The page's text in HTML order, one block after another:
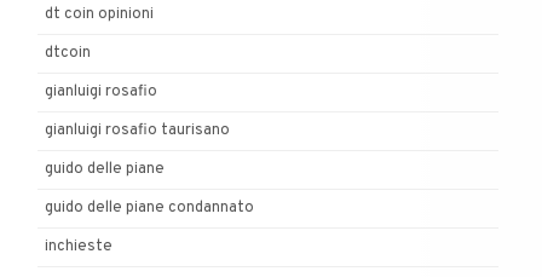
dt coin opinioni
dtcoin
gianluigi rosafio
gianluigi rosafio taurisano
guido delle piane
guido delle piane condannato
inchieste